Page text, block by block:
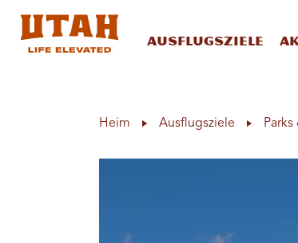
Ausflugsziele
Heim Ausflugsziele